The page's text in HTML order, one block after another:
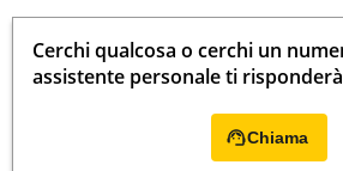
Cerchi qualcosa o cerchi un
assistente personale ti
Chiama